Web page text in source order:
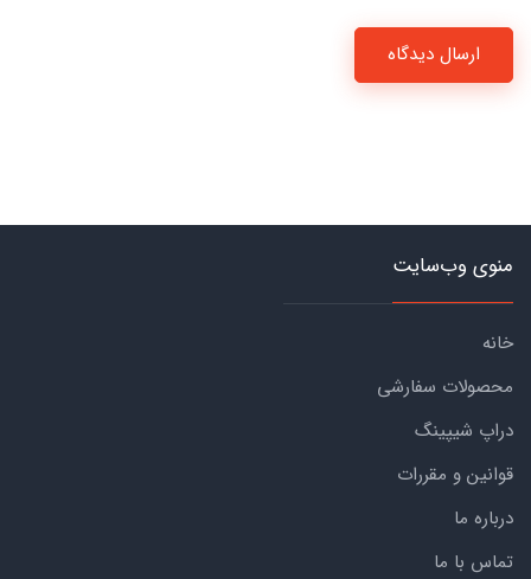
ارسال دیدگاه
منوی وب‌سایت
خانه
محصولات سفارشی
دراپ شیپینگ
قوانین و مقررات
درباره ما
تماس با ما